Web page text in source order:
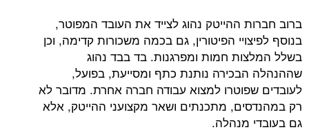
ברוב חברות ההייטק נהוג לצייד את העובד המפוטר,
בנוסף לפיצויי הפיטורין, גם בכמה משכורות קדימה, וכן
בשלל המלצות חמות ומפרגנות. בד בבד נהוג
שההנהלה הבכירה נותנת כתף ומסייעת, בפועל,
לעובדים שפוטרו למצוא עבודה חברה אחרת. מדובר לא
רק במהנדסים, מתכנתים ושאר מקצועני ההייטק, אלא
גם בעובדי מנהלה.